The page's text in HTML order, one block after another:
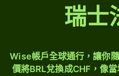
瑞士
Wise帳戶全球通行，讓你
價將BRL兌換成CHF，像